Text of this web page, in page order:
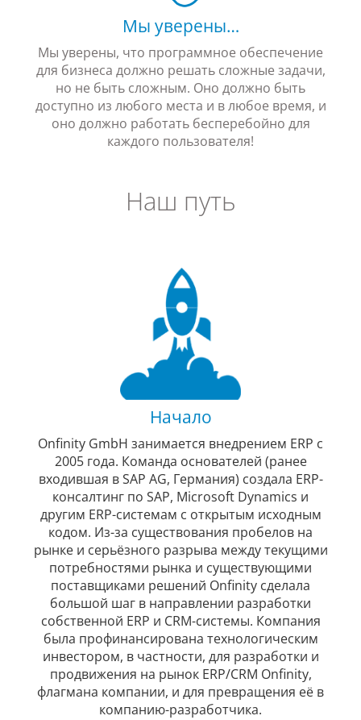
Мы уверены…
Мы уверены, что программное обеспечение
для бизнеса должно решать сложные задачи,
но не быть сложным. Оно должно быть
доступно из любого места и в любое время, и
оно должно работать бесперебойно для
каждого пользователя!
Наш путь
Начало
Onfinity GmbH занимается внедрением ERP с
2005 года. Команда основателей (ранее
входившая в SAP AG, Германия) создала ERP-
консалтинг по SAP, Microsoft Dynamics и
другим ERP-системам с открытым исходным
кодом. Из-за существования пробелов на
рынке и серьёзного разрыва между текущими
потребностями рынка и существующими
поставщиками решений Onfinity сделала
большой шаг в направлении разработки
собственной ERP и CRM-системы. Компания
была профинансирована технологическим
инвестором, в частности, для разработки и
продвижения на рынок ERP/CRM Onfinity,
флагмана компании, и для превращения её в
компанию-разработчика.